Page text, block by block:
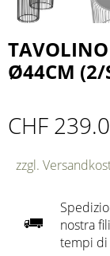
TAVOLINO
Ø44CM (2/
CHF
zzgl.
nostra
tempi di